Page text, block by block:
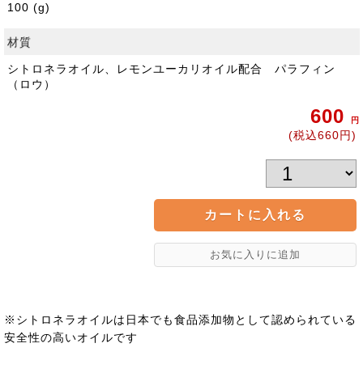
100 (g)
材質
シトロネラオイル、レモンユーカリオイル配合 パラフィン
（ロウ）
600 円
(税込660円)
※シトロネラオイルは日本でも食品添加物として認められている
安全性の高いオイルです